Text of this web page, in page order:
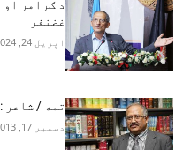
د ګرامر او
غضنفر
اپریل 24, 2024
تمه / شاعر
دسمبر 17, 2013